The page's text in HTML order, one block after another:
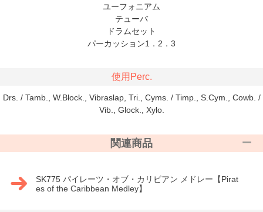
ユーフォニアム
テューバ
ドラムセット
パーカッション1．2．3
使用Perc.
Drs. / Tamb., W.Block., Vibraslap, Tri., Cyms. / Timp., S.Cym., Cowb. /
Vib., Glock., Xylo.
関連商品
SK775 パイレーツ・オブ・カリビアン メドレー【Pirat
es of the Caribbean Medley】